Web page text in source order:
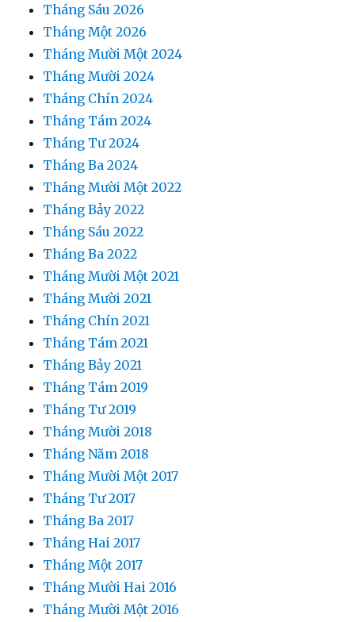
Tháng Sáu 2026
Tháng Một 2026
Tháng Mười Một 2024
Tháng Mười 2024
Tháng Chín 2024
Tháng Tám 2024
Tháng Tư 2024
Tháng Ba 2024
Tháng Mười Một 2022
Tháng Bảy 2022
Tháng Sáu 2022
Tháng Ba 2022
Tháng Mười Một 2021
Tháng Mười 2021
Tháng Chín 2021
Tháng Tám 2021
Tháng Bảy 2021
Tháng Tám 2019
Tháng Tư 2019
Tháng Mười 2018
Tháng Năm 2018
Tháng Mười Một 2017
Tháng Tư 2017
Tháng Ba 2017
Tháng Hai 2017
Tháng Một 2017
Tháng Mười Hai 2016
Tháng Mười Một 2016